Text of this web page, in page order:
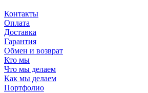
Контакты
Оплата
Доставка
Гарантия
Обмен и возврат
Кто мы
Что мы делаем
Как мы делаем
Портфолио